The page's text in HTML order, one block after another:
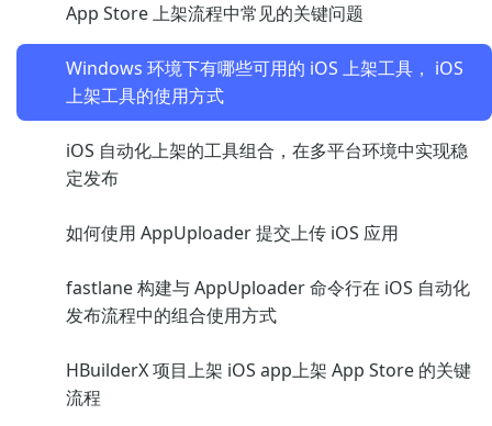
App Store 上架流程中常见的关键问题
Windows 环境下有哪些可用的 iOS 上架工具， iOS
上架工具的使用方式
iOS 自动化上架的工具组合，在多平台环境中实现稳
定发布
如何使用 AppUploader 提交上传 iOS 应用
fastlane 构建与 AppUploader 命令行在 iOS 自动化
发布流程中的组合使用方式
HBuilderX 项目上架 iOS app上架 App Store 的关键
流程